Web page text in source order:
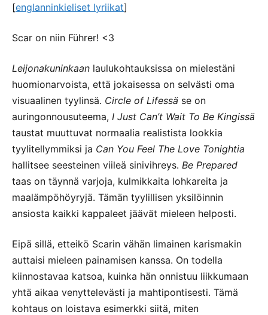
[englanninkieliset lyriikat]
Scar on niin Führer! <3
Leijonakuninkaan laulukohtauksissa on mielestäni
huomionarvoista, että jokaisessa on selvästi oma
visuaalinen tyylinsä. Circle of Lifessä se on
auringonnousuteema, I Just Can’t Wait To Be Kingissä
taustat muuttuvat normaalia realistista lookkia
tyylitellymmiksi ja Can You Feel The Love Tonightia
hallitsee seesteinen viileä sinivihreys. Be Prepared
taas on täynnä varjoja, kulmikkaita lohkareita ja
maalämpöhöyryjä. Tämän tyylillisen yksilöinnin
ansiosta kaikki kappaleet jäävät mieleen helposti.
Eipä sillä, etteikö Scarin vähän limainen karismakin
auttaisi mieleen painamisen kanssa. On todella
kiinnostavaa katsoa, kuinka hän onnistuu liikkumaan
yhtä aikaa venyttelevästi ja mahtipontisesti. Tämä
kohtaus on loistava esimerkki siitä, miten